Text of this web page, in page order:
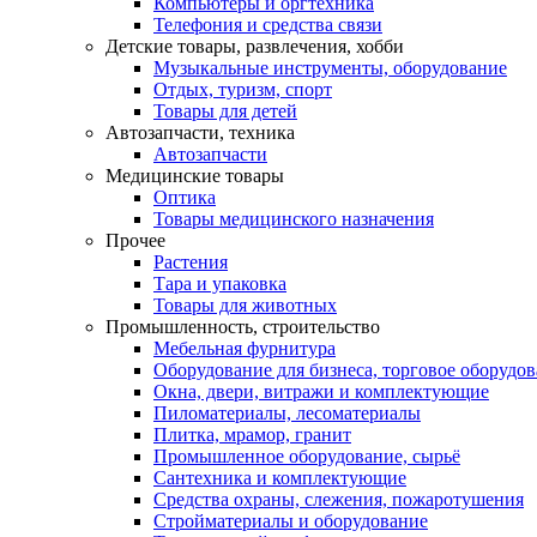
Телефония и средства связи
Детские товары, развлечения, хобби
Музыкальные инструменты, оборудование
Отдых, туризм, спорт
Товары для детей
Автозапчасти, техника
Автозапчасти
Медицинские товары
Оптика
Товары медицинского назначения
Прочее
Растения
Тара и упаковка
Товары для животных
Промышленность, строительство
Мебельная фурнитура
Оборудование для бизнеса, торговое
Окна, двери, витражи и комплектующие
Пиломатериалы, лесоматериалы
Плитка, мрамор, гранит
Промышленное оборудование, сырьё
Сантехника и комплектующие
Средства охраны, слежения, пожаротушения
Стройматериалы и оборудование